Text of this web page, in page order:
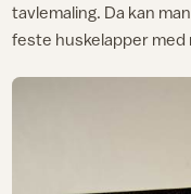
tavlemaling. Da kan
feste huskelapper med